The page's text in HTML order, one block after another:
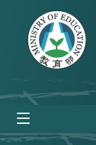
跳到主要內容區塊
:::